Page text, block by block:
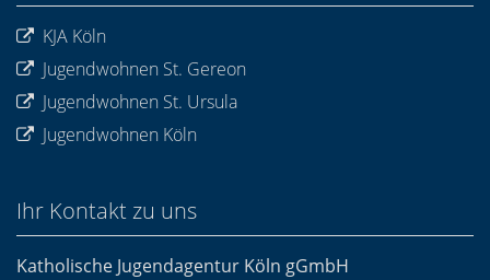
KJA Köln
Jugendwohnen St. Gereon
Jugendwohnen St. Ursula
Jugendwohnen Köln
Ihr Kontakt zu uns
Katholische Jugendagentur Köln gGmbH